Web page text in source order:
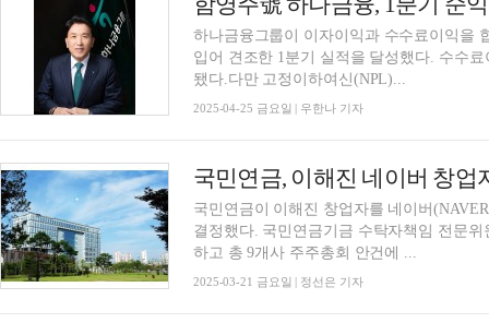
하나금융그룹이 이자이익과 수수료이익을
입어 견조한 1분기 실적을 달성했다. 수수
됐다.다만 고정이하여신(NPL)...
2025-04-25 금요일 | 우한나 기자
국민연금, 이해진 네이버 창업
국민연금이 이해진 창업자를 네이버
결정했다. 국민연금기금 수탁자책임 전문
하고 총 9개사 주주총회 안건에 ...
2025-03-21 금요일 | 정선은 기자